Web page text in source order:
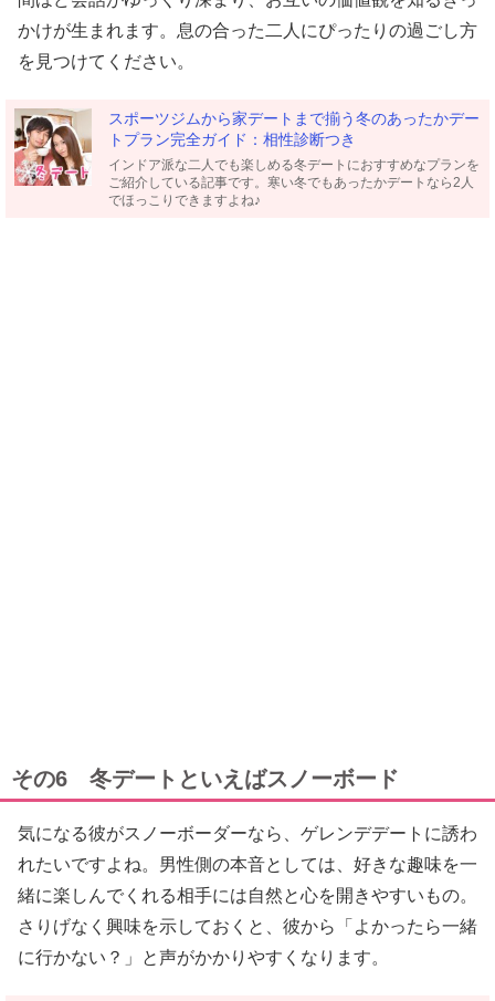
かけが生まれます。息の合った二人にぴったりの過ごし方
を見つけてください。
スポーツジムから家デートまで揃う冬のあったかデー
トプラン完全ガイド：相性診断つき
インドア派な二人でも楽しめる冬デートにおすすめなプランを
ご紹介している記事です。寒い冬でもあったかデートなら2人
でほっこりできますよね♪
その6 冬デートといえばスノーボード
気になる彼がスノーボーダーなら、ゲレンデデートに誘わ
れたいですよね。男性側の本音としては、好きな趣味を一
緒に楽しんでくれる相手には自然と心を開きやすいもの。
さりげなく興味を示しておくと、彼から「よかったら一緒
に行かない？」と声がかかりやすくなります。